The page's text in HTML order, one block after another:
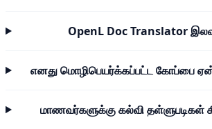
OpenL Doc Translator
எனது மொழிபெயர்க்கப்பட்ட கோப்பை
மாணவர்களுக்கு கல்வி தள்ளுபடிகள்